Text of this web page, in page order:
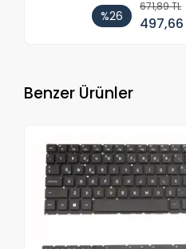
%26
671,89 TL
497,66
Benzer Ürünler